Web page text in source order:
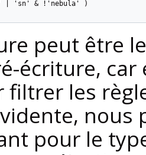
| 'sn' & !'nebula' )
peut être
écriture,
filtrer les
pour le